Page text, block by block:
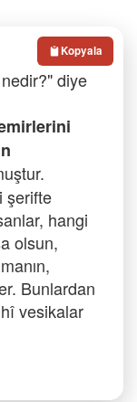
diye
şerifte
hangi
olsun,
Bunlardan
vesikalar
Kopyala